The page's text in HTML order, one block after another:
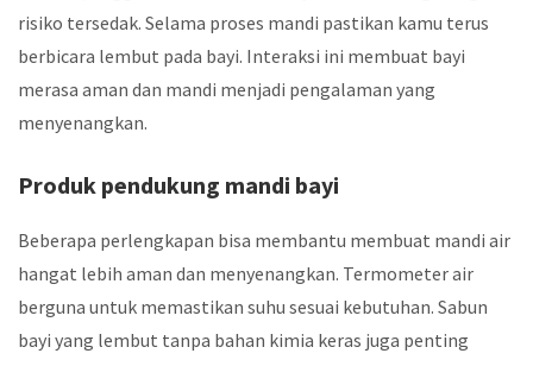
risiko tersedak. Selama proses mandi pastikan kamu terus
berbicara lembut pada bayi. Interaksi ini membuat bayi
merasa aman dan mandi menjadi pengalaman yang
menyenangkan.
Produk pendukung mandi bayi
Beberapa perlengkapan bisa membantu membuat mandi air
hangat lebih aman dan menyenangkan. Termometer air
berguna untuk memastikan suhu sesuai kebutuhan. Sabun
bayi yang lembut tanpa bahan kimia keras juga penting